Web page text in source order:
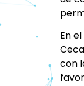
En
con